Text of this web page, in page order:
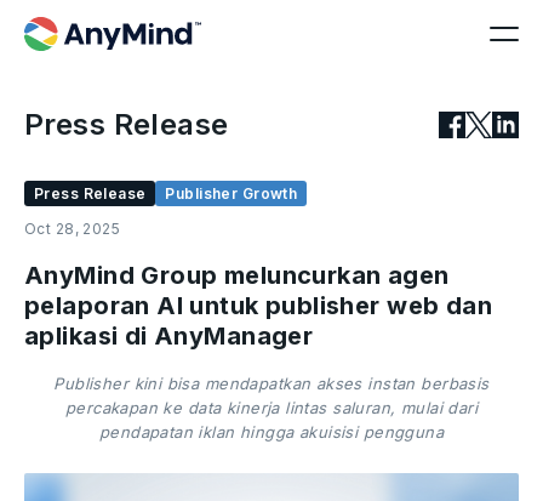
Press Release
Press Release
Publisher Growth
Oct 28, 2025
AnyMind Group meluncurkan agen
pelaporan AI untuk publisher web dan
aplikasi di AnyManager
Publisher kini bisa mendapatkan akses instan berbasis
percakapan ke data kinerja lintas saluran, mulai dari
pendapatan iklan hingga akuisisi pengguna